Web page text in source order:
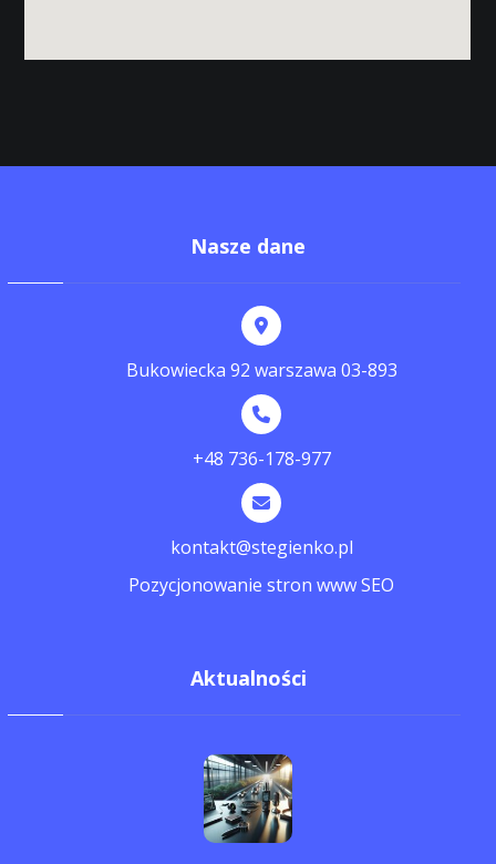
Nasze dane
Bukowiecka 92 warszawa 03-893
+48 736-178-977
kontakt@stegienko.pl
Pozycjonowanie stron www SEO
Aktualności